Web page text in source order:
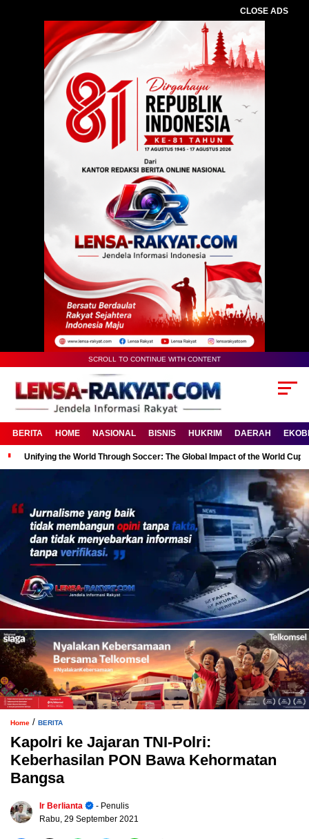
CLOSE ADS
SCROLL TO CONTINUE WITH CONTENT
BERITA HOME NASIONAL BISNIS HUKRIM DAERAH
Unifying the World Through Soccer: The Global Impact of the World Cup
Home / BERITA
Kapolri ke Jajaran TNI-Polri:
Keberhasilan PON Bawa Kehormatan
Bangsa
Ir Berlianta
- Penulis
Rabu, 29 September 2021